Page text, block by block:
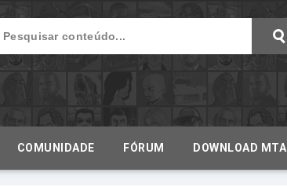
COMUNIDADE FÓRUM DOWNLOAD MTA